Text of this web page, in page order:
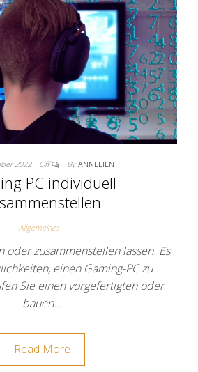
2022 Off By ANNELIEN
PC individuell
Allgemeines
oder zusammenstellen lassen Es
einen Gaming-PC zu
Sie einen vorgefertigten oder
bauen…
Read More